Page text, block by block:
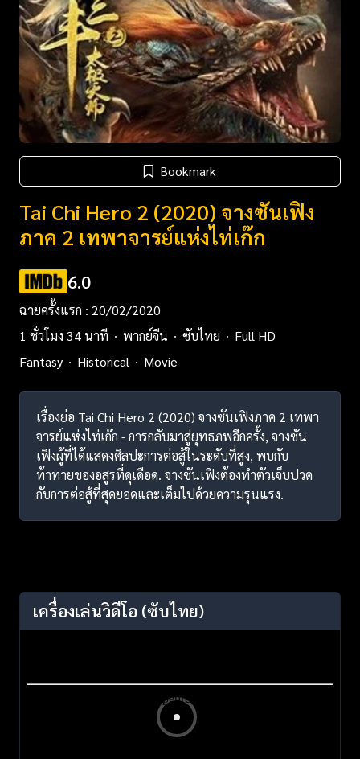
Bookmark
Tai Chi Hero 2 (2020) จางซันเฟิง
ภาค 2 เทพาจารย์แห่งไท่เก๊ก
6.0
ฉายครั้งแรก : 20/02/2020
1 ชั่วโมง 34 นาที
พากย์จีน ซับไทย
Full HD
Fantasy
Historical Movie
เรื่องย่อ Tai Chi Hero 2 (2020) จางซันเฟิงภาค 2 เทพา
จารย์แห่งไท่เก๊ก - การกลับมาสู่ยุทธภพอีกครั้ง, จางซัน
เฟิงผู้ที่ได้แสดงศิลปะการต่อสู้ในระดับที่สูง, พบกับ
ท้าทายของอสูรที่ดุเดือด. จางซันเฟิงต้องทำตัวเจ็บปวด
กับการต่อสู้ที่สุดยอดและเต็มไปด้วยความรุนแรง.
เครื่องเล่นวิดีโอ (ซับไทย)